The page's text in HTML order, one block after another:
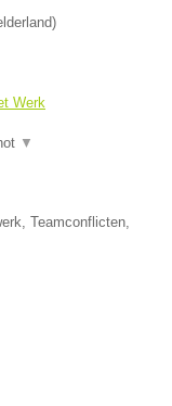
)
Werk
▼
Teamconflicten,